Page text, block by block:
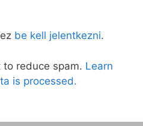
be kell jelentkezni.
reduce spam. Learn
is processed.